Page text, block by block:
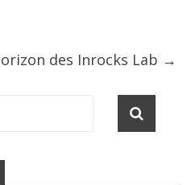
des Inrocks Lab →